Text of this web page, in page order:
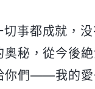
事都成就，没
奥秘，從今後
你們——我的愛